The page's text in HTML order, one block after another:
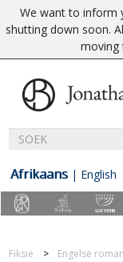
We want to inform
shutting down soon.
moving
Afrikaans | English
Fiksie Engelse roman